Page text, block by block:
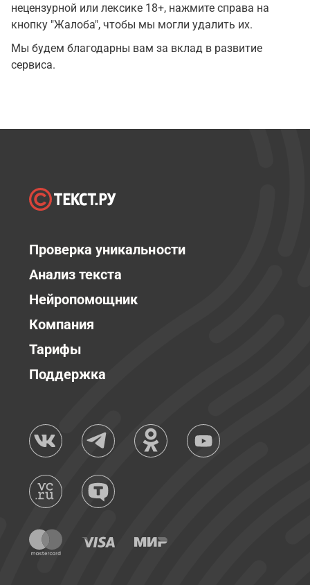
нецензурной или лексике 18+, нажмите справа на
кнопку "Жалоба", чтобы мы могли удалить их.
Мы будем благодарны вам за вклад в развитие
сервиса.
Проверка уникальности
Анализ текста
Нейропомощник
Компания
Тарифы
Поддержка